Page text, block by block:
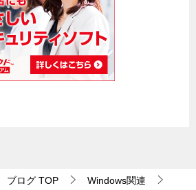
ブログ TOP
Windows関連